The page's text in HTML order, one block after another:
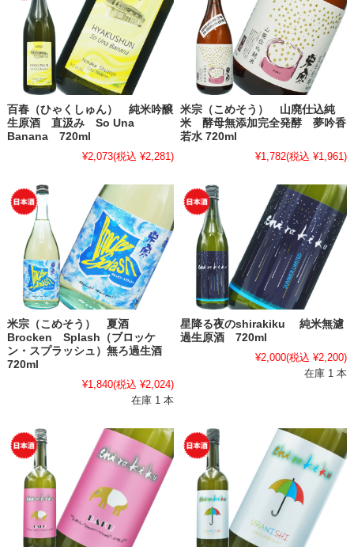
百春（ひゃくしゅん） 純米吟醸
生原酒 直汲み So Una
Banana 720ml
¥2,073(税込 ¥2,281)
米宗（こめそう） 山廃仕込純
米 酵母無添加完全発酵 夢吟香
若水 720ml
¥1,782(税込 ¥1,961)
米宗（こめそう） 夏酒
Brocken Splash（ブロッケ
ン・スプラッシュ）無ろ過生酒
720ml
¥1,840(税込 ¥2,024)
在庫 1 本
星降る夜のshirakiku 純米無濾
過生原酒 720ml
¥2,000(税込 ¥2,200)
在庫 1 本